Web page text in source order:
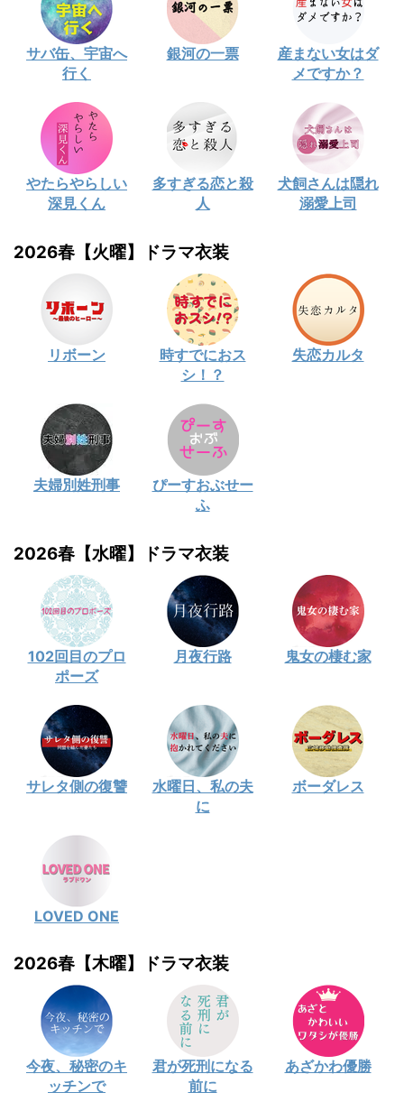
サバ缶、宇宙へ
行く
銀河の一票
産まない女はダ
メですか？
やたらやらしい
深見くん
多すぎる恋と殺
人
犬飼さんは隠れ
溺愛上司
2026春【火曜】ドラマ衣装
リボーン
時すでにおス
シ！？
失恋カルタ
夫婦別姓刑事
ぴーすおぶせー
ふ
2026春【水曜】ドラマ衣装
102回目のプロ
ポーズ
月夜行路 鬼女の棲む家
サレタ側の復讐
水曜日、私の夫
に
ボーダレス
LOVED ONE
2026春【木曜】ドラマ衣装
今夜、秘密のキ
ッチンで
君が死刑になる
前に
あざかわ優勝